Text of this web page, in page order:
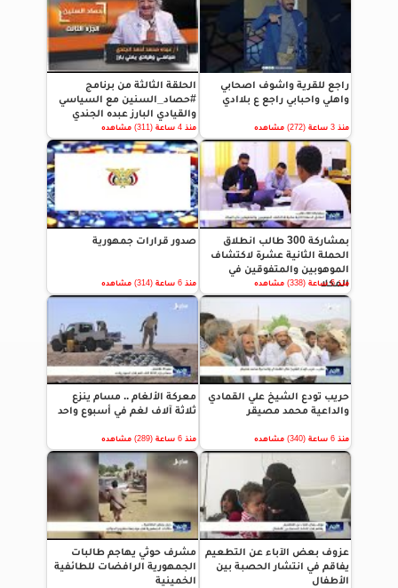
راجع للقرية واشوف اصحابي
واهلي واحبابي راجع ع بلاادي
منذ 3 ساعة (272) مشاهده
الحلقة الثالثة من برنامج
#حصاد_السنين مع السياسي
والقيادي البارز عبده الجندي
منذ 4 ساعة (311) مشاهده
بمشاركة 300 طالب انطلاق
الحملة الثانية عشرة لاكتشاف
الموهوبين والمتفوقين في
المكلا
منذ 6 ساعة (338) مشاهده
صدور قرارات جمهورية
منذ 6 ساعة (314) مشاهده
حريب تودع الشيخ علي القمادي
والداعية محمد مصيقر
منذ 6 ساعة (340) مشاهده
معركة الألغام .. مسام ينزع
ثلاثة آلاف لغم في أسبوع واحد
منذ 6 ساعة (289) مشاهده
عزوف بعض الآباء عن التطعيم
يفاقم في انتشار الحصبة بين
الأطفال
مشرف حوثي يهاجم طالبات
الجمهورية الرافضات للطائفية
الخمينية